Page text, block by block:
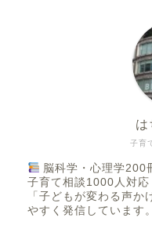
子育
は
脳科学・心理学200
子育て相談1000人対応
「子どもが変わる声か
やすく発信しています。